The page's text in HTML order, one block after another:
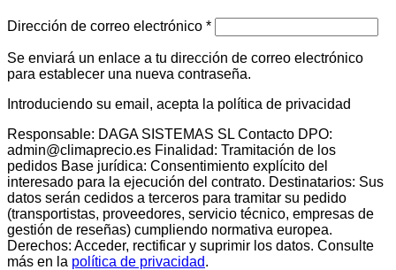
Dirección de correo electrónico *Obligatorio
Se enviará un enlace a tu dirección de correo electrónico
para establecer una nueva contraseña.
Introduciendo su email, acepta la política de privacidad
Responsable: DAGA SISTEMAS SL Contacto DPO:
admin@climaprecio.es Finalidad: Tramitación de los
pedidos Base jurídica: Consentimiento explícito del
interesado para la ejecución del contrato. Destinatarios: Sus
datos serán cedidos a terceros para tramitar su pedido
(transportistas, proveedores, servicio técnico, empresas de
gestión de reseñas) cumpliendo normativa europea.
Derechos: Acceder, rectificar y suprimir los datos. Consulte
más en la política de privacidad.